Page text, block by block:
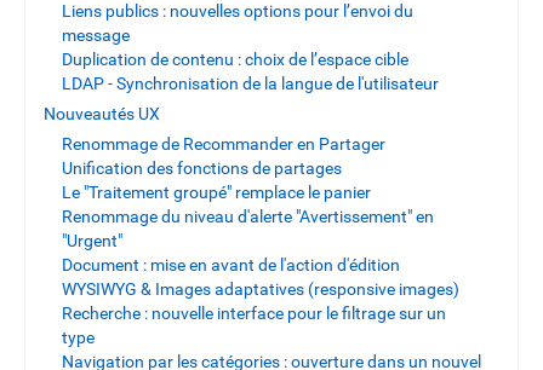
Liens publics : nouvelles options pour l’envoi du
message
Duplication de contenu : choix de l’espace cible
LDAP - Synchronisation de la langue de l'utilisateur
Nouveautés UX
Renommage de Recommander en Partager
Unification des fonctions de partages
Le "Traitement groupé" remplace le panier
Renommage du niveau d'alerte "Avertissement" en
"Urgent"
Document : mise en avant de l'action d'édition
WYSIWYG & Images adaptatives (responsive images)
Recherche : nouvelle interface pour le filtrage sur un
type
Navigation par les catégories : ouverture dans un nouvel